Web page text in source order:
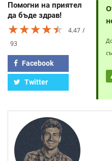
Помогни на приятел
да бъде здрав!
★★★★★
★★★★★
★★★★★
4.47
93
Facebook
Twitter